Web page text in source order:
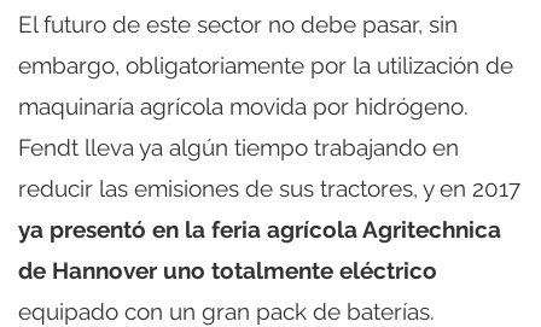
El futuro de este sector no debe pasar, sin
embargo, obligatoriamente por la utilización de
maquinaría agrícola movida por hidrógeno.
Fendt lleva ya algún tiempo trabajando en
reducir las emisiones de sus tractores, y en 2017
ya presentó en la feria agrícola Agritechnica
de Hannover uno totalmente eléctrico
equipado con un gran pack de baterías.